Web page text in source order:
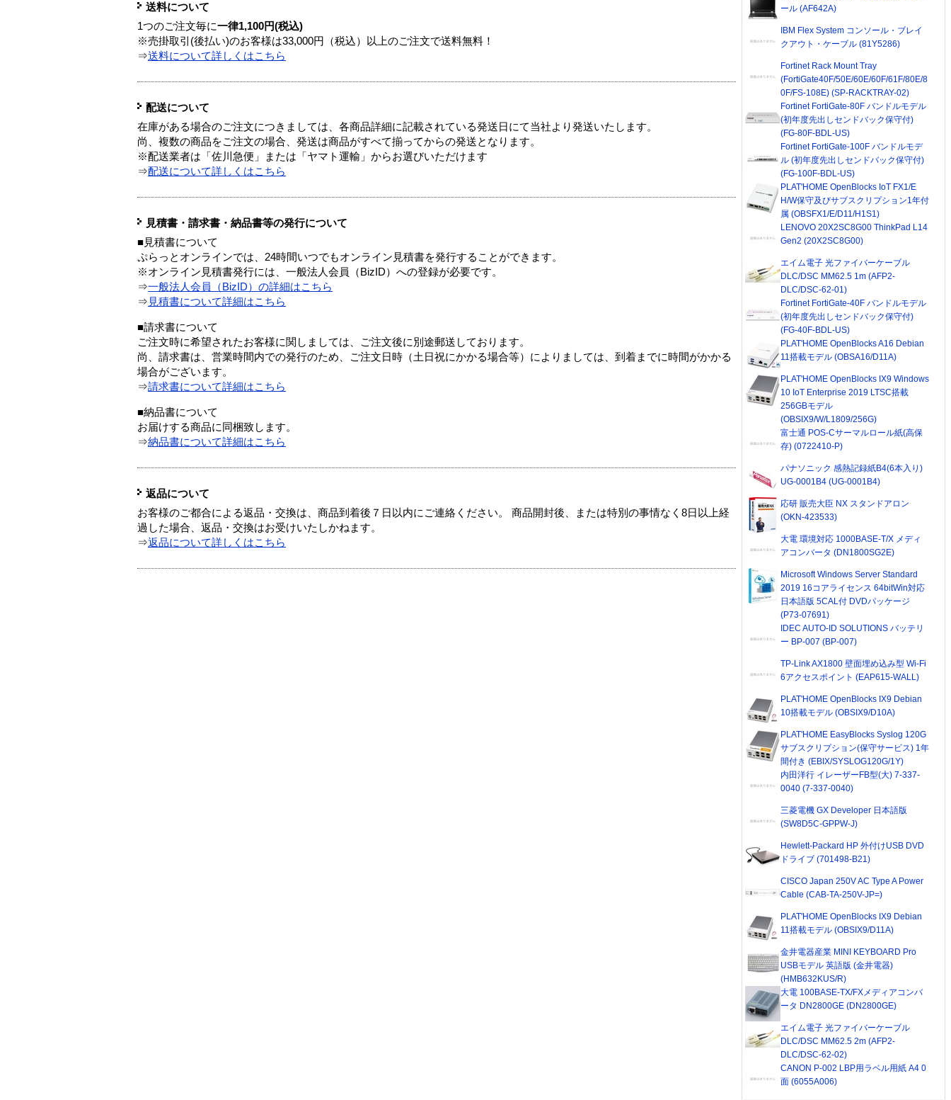
送料について
1つのご注文毎に一律1,100円(税込)
※売掛取引(後払い)のお客様は33,000円（税込）以上のご注文で送料無料！
⇒送料について詳しくはこちら
配送について
在庫がある場合のご注文につきましては、各商品詳細に記載されている発送日にて当社より発送いたします。
尚、複数の商品をご注文の場合、発送は商品がすべて揃ってからの発送となります。
※配送業者は「佐川急便」または「ヤマト運輸」からお選びいただけます
⇒配送について詳しくはこちら
見積書・請求書・納品書等の発行について
■見積書について
ぷらっとオンラインでは、24時間いつでもオンライン見積書を発行することができます。
※オンライン見積書発行には、一般法人会員（BizID）への登録が必要です。
⇒一般法人会員（BizID）の詳細はこちら
⇒ 見積書について詳細はこちら
■請求書について
ご注文時に希望されたお客様に関しましては、ご注文後に別途郵送しております。
尚、請求書は、営業時間内での発行のため、ご注文日時（土日祝にかかる場合等）によりましては、到着までに時間がかかる
場合がございます。
⇒請求書について詳細はこちら
■納品書について
お届けする商品に同梱致します。
⇒納品書について詳細はこちら
返品について
お客様のご都合による返品・交換は、商品到着後７日以内にご連絡ください。 商品開封後、または特別の事情なく8日以上経
過した場合、返品・交換はお受けいたしかねます。
⇒返品について詳しくはこちら
ール (AF642A)
IBM Flex System コンソール・ブレイ
クアウト・ケーブル (81Y5286)
Fortinet Rack Mount Tray
(FortiGate40F/50E/60E/60F/61F/80E/8
0F/FS-108E) (SP-RACKTRAY-02)
Fortinet FortiGate-80F バンドルモデル
(初年度先出しセンドバック保守付)
(FG-80F-BDL-US)
Fortinet FortiGate-100F バンドルモデ
ル (初年度先出しセンドバック保守付)
(FG-100F-BDL-US)
PLAT'HOME OpenBlocks IoT FX1/E
H/W保守及びサブスクリプション1年付
属 (OBSFX1/E/D11/H1S1)
LENOVO 20X2SC8G00 ThinkPad L14
Gen2 (20X2SC8G00)
エイム電子 光ファイバーケーブル
DLC/DSC MM62.5 1m (AFP2-
DLC/DSC-62-01)
Fortinet FortiGate-40F バンドルモデル
(初年度先出しセンドバック保守付)
(FG-40F-BDL-US)
PLAT'HOME OpenBlocks A16 Debian
11搭載モデル (OBSA16/D11A)
PLAT'HOME OpenBlocks IX9 Windows
10 IoT Enterprise 2019 LTSC搭載
256GBモデル
(OBSIX9/W/L1809/256G)
富士通 POS-Cサーマルロール紙(高保
存) (0722410-P)
パナソニック 感熱記録紙B4(6本入り)
UG-0001B4 (UG-0001B4)
応研 販売大臣 NX スタンドアロン
(OKN-423533)
大電 環境対応 1000BASE-T/X メディ
アコンバータ (DN1800SG2E)
Microsoft Windows Server Standard
2019 16コアライセンス 64bitWin対応
日本語版 5CAL付 DVDパッケージ
(P73-07691)
IDEC AUTO-ID SOLUTIONS バッテリ
ー BP-007 (BP-007)
TP-Link AX1800 壁面埋め込み型 Wi-Fi
6アクセスポイント (EAP615-WALL)
PLAT'HOME OpenBlocks IX9 Debian
10搭載モデル (OBSIX9/D10A)
PLAT'HOME EasyBlocks Syslog 120G
サブスクリプション(保守サービス) 1年
間付き (EBIX/SYSLOG120G/1Y)
内田洋行 イレーザーFB型(大) 7-337-
0040 (7-337-0040)
三菱電機 GX Developer 日本語版
(SW8D5C-GPPW-J)
Hewlett-Packard HP 外付けUSB DVD
ドライブ (701498-B21)
CISCO Japan 250V AC Type A Power
Cable (CAB-TA-250V-JP=)
PLAT'HOME OpenBlocks IX9 Debian
11搭載モデル (OBSIX9/D11A)
金井電器産業 MINI KEYBOARD Pro
USBモデル 英語版 (金井電器)
(HMB632KUS/R)
大電 100BASE-TX/FXメディアコンバ
ータ DN2800GE (DN2800GE)
エイム電子 光ファイバーケーブル
DLC/DSC MM62.5 2m (AFP2-
DLC/DSC-62-02)
CANON P-002 LBP用ラベル用紙 A4 0
面 (6055A006)